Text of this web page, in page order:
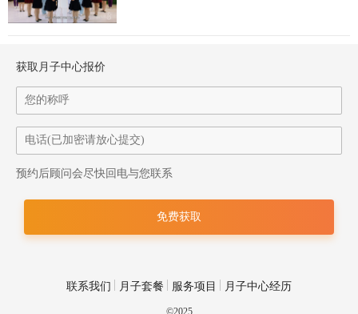
身边。就连休息时，都会因为放心不下而重新跑回月子房。
看着不到一个月的“小汉堡”，因为腹泻等原因，逐渐消瘦时，她
获取月子中心报价
预约后顾问会尽快回电与您联系
联系我们 月子套餐 服务项目 月子中心经历
©2025